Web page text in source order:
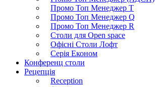
Промо Топ Менеджер T
Промо Топ Менеджер Q
Промо Топ Менеджер R
Столи для Open space
Офісні Столи Лофт
Серія Економ
Конференц столи
Рецепція
Reception